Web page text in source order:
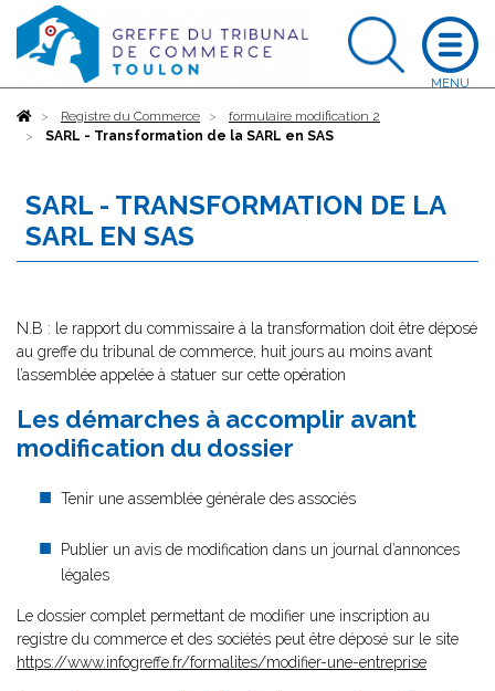
AccueilRegistre du Commerce
formulaire modification 2
SARL - Transformation de la SARL en SAS
SARL - TRANSFORMATION DE LA
SARL EN SAS
N.B : le rapport du commissaire à la transformation doit être déposé
au greffe du tribunal de commerce, huit jours au moins avant
l’assemblée appelée à statuer sur cette opération
Les démarches à accomplir avant
modification du dossier
Tenir une assemblée générale des associés
Publier un avis de modification dans un journal d’annonces
légales
Le dossier complet permettant de modifier une inscription au
registre du commerce et des sociétés peut être déposé sur le site
https://www.infogreffe.fr/formalites/modifier-une-entreprise